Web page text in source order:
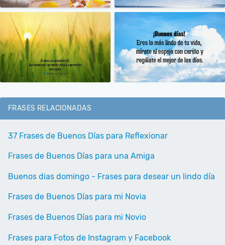
FRASES RELACIONADAS
37 Frases de Buenos Días para Reflexionar
Frases de Buenos Días para una Amiga
Buenos dias domingo - Frases para desear un lindo día
Frases de Buenos Días para mi Novia
Frases de Buenos Días para mi Novio
Frases para Fotos de Instagram y Facebook